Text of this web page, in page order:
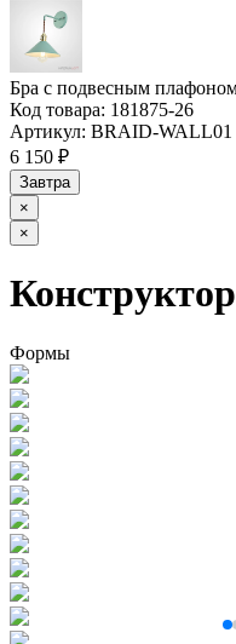
Бра с подвесным
Код товара: 181875-26
Артикул: BRAID-WALL01
6 150 ₽
Завтра
×
×
Формы